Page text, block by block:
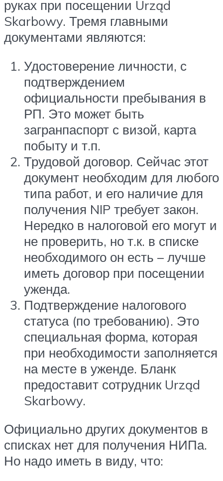
руках при посещении Urząd
Skarbowy. Тремя главными
документами являются:
Удостоверение личности, с
подтверждением
официальности пребывания в
РП. Это может быть
загранпаспорт с визой, карта
побыту и т.п.
Трудовой договор. Сейчас этот
документ необходим для любого
типа работ, и его наличие для
получения NIP требует закон.
Нередко в налоговой его могут и
не проверить, но т.к. в списке
необходимого он есть – лучше
иметь договор при посещении
уженда.
Подтверждение налогового
статуса (по требованию). Это
специальная форма, которая
при необходимости заполняется
на месте в уженде. Бланк
предоставит сотрудник Urząd
Skarbowy.
Официально других документов в
списках нет для получения НИПа.
Но надо иметь в виду, что: